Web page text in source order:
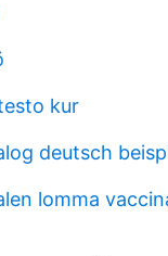
kur
deutsch
lomma